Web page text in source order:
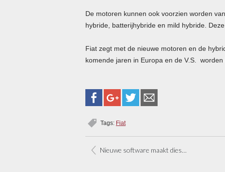
De motoren kunnen ook voorzien worden
hybride, batterijhybride en mild hybride.
Fiat zegt met de nieuwe motoren en de
komende jaren in Europa en de V.S. worden
Tags: Fiat
Nieuwe software maakt dieselmotoren Fiat Chrysler schoner